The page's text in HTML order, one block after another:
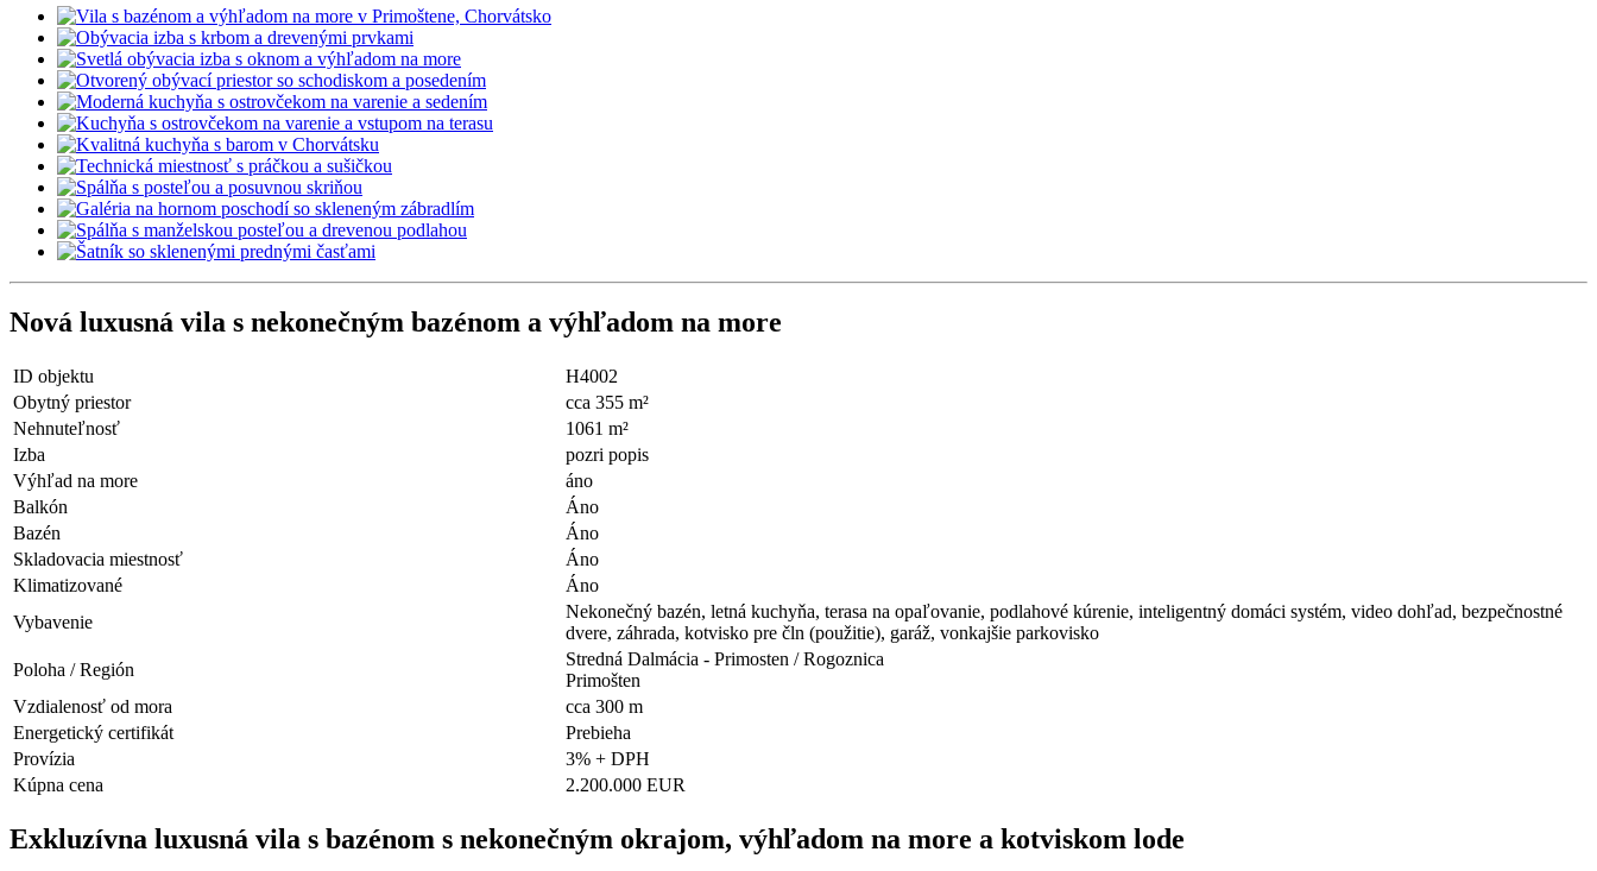
Nová luxusná vila s nekonečným bazénom a výhľadom na more
ID objektu
H4002
Obytný priestor
cca 355 m²
Nehnuteľnosť
1061 m²
Izba
pozri popis
Výhľad na more
áno
Balkón
Áno
Bazén
Áno
Skladovacia miestnosť
Áno
Klimatizované
Áno
Vybavenie
Nekonečný bazén, letná kuchyňa, terasa na opaľovanie, podlahové kúrenie, inteligentný domáci systém, video dohľad, bezpečnostné
dvere, záhrada, kotvisko pre čln (použitie), garáž, vonkajšie parkovisko
Poloha / Región
Stredná Dalmácia - Primosten / Rogoznica
Primošten
Vzdialenosť od mora
cca 300 m
Energetický certifikát
Prebieha
Provízia
3% + DPH
Kúpna cena
2.200.000 EUR
Exkluzívna luxusná vila s bazénom s nekonečným okrajom, výhľadom na more a kotviskom lode